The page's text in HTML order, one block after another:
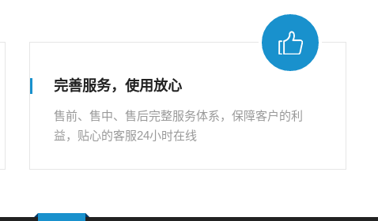
完善服务，使用放心
售前、售中、售后完整服务体系，保障客户的利
益，贴心的客服24小时在线